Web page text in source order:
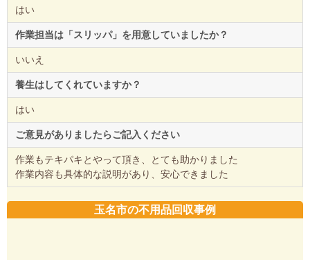
はい
作業担当は「スリッパ」を用意していましたか？
いいえ
養生はしてくれていますか？
はい
ご意見がありましたらご記入ください
作業もテキパキとやって頂き、とても助かりました
作業内容も具体的な説明があり、安心できました
玉名市の不用品回収事例